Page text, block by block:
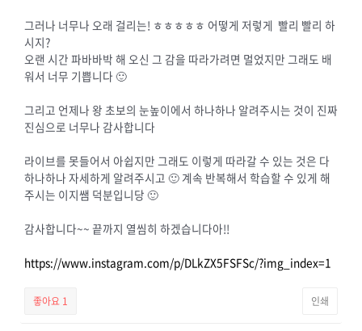
그러나 너무나 오래 걸리는! ㅎㅎㅎㅎㅎ 어떻게 저렇게 빨리 빨리 하
시지?
오랜 시간 파바바박 해 오신 그 감을 따라가려면 멀었지만 그래도 배
워서 너무 기쁩니다 🙂
그리고 언제나 왕 초보의 눈높이에서 하나하나 알려주시는 것이 진짜
진심으로 너무나 감사합니다
라이브를 못들어서 아쉽지만 그래도 이렇게 따라갈 수 있는 것은 다
하나하나 자세하게 알려주시고 🙂 계속 반복해서 학습할 수 있게 해
주시는 이지쌤 덕분입니당 🙂
감사합니다~~ 끝까지 열씸히 하겠습니다아!!
https://www.instagram.com/p/DLkZX5FSFSc/?img_index=1
좋아요 1 인쇄